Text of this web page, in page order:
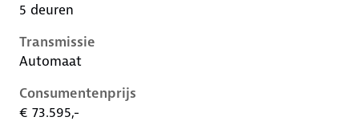
5 deuren
Transmissie
Automaat
Consumentenprijs
€ 73.595,-